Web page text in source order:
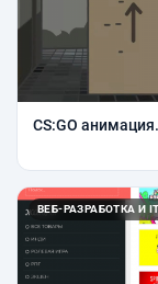
CS:GO анимация.
ВЕБ-РАЗРАБОТКА И IT